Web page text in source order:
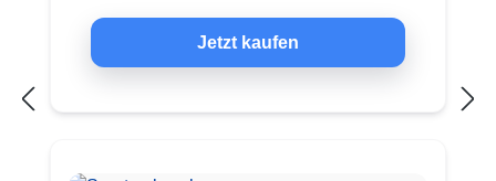
Jetzt kaufen